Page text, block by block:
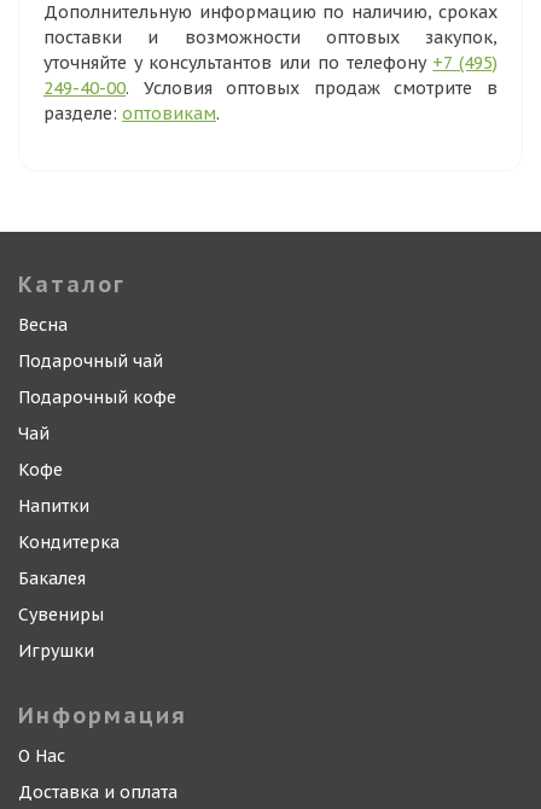
Дополнительную информацию по наличию, сроках
поставки и возможности оптовых закупок,
уточняйте у консультантов или по телефону +7 (495)
249-40-00. Условия оптовых продаж смотрите в
разделе: оптовикам.
Каталог
Весна
Подарочный чай
Подарочный кофе
Чай
Кофе
Напитки
Кондитерка
Бакалея
Сувениры
Игрушки
Информация
О Нас
Доставка и оплата